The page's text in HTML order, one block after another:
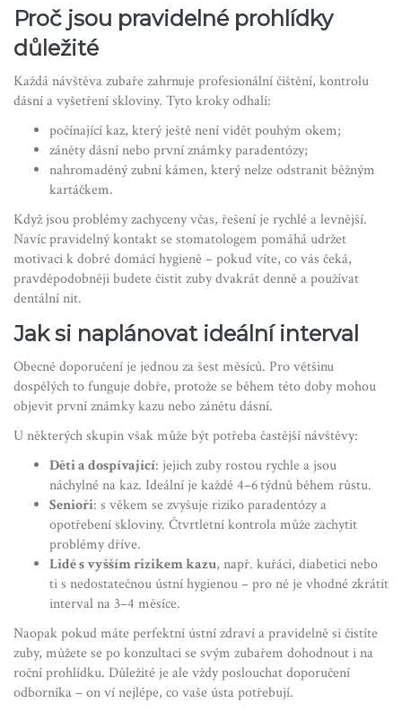
Proč jsou pravidelné prohlídky
důležité
Každá návštěva zubaře zahrnuje profesionální čištění, kontrolu
dásní a vyšetření skloviny. Tyto kroky odhalí:
počínající kaz, který ještě není vidět pouhým okem;
záněty dásní nebo první známky paradentózy;
nahromaděný zubní kámen, který nelze odstranit běžným
kartáčkem.
Když jsou problémy zachyceny včas, řešení je rychlé a levnější.
Navíc pravidelný kontakt se stomatologem pomáhá udržet
motivaci k dobré domácí hygieně – pokud víte, co vás čeká,
pravděpodobněji budete čistit zuby dvakrát denně a používat
dentální nit.
Jak si naplánovat ideální interval
Obecné doporučení je jednou za šest měsíců. Pro většinu
dospělých to funguje dobře, protože se během této doby mohou
objevit první známky kazu nebo zánětu dásní.
U některých skupin však může být potřeba častější návštěvy:
Děti a dospívající: jejich zuby rostou rychle a jsou
náchylné na kaz. Ideální je každé 4–6 týdnů během růstu.
Senioři: s věkem se zvyšuje riziko paradentózy a
opotřebení skloviny. Čtvrtletní kontrola může zachytit
problémy dříve.
Lidé s vyšším rizikem kazu, např. kuřáci, diabetici nebo
ti s nedostatečnou ústní hygienou – pro ně je vhodné zkrátit
interval na 3–4 měsíce.
Naopak pokud máte perfektní ústní zdraví a pravidelně si čistíte
zuby, můžete se po konzultaci se svým zubařem dohodnout i na
roční prohlídku. Důležité je ale vždy poslouchat doporučení
odborníka – on ví nejlépe, co vaše ústa potřebují.